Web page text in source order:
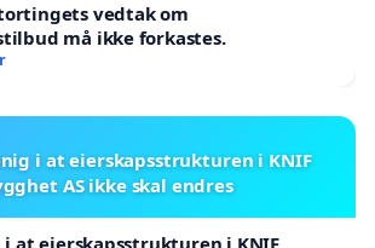
vedtak om
må ikke forkastes.
i at eierskapsstrukturen i KNIF
AS ikke skal endres